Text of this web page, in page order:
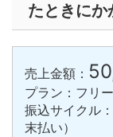
たときにか
売上金額：
プラン：フリ
振込サイクル
末払い）